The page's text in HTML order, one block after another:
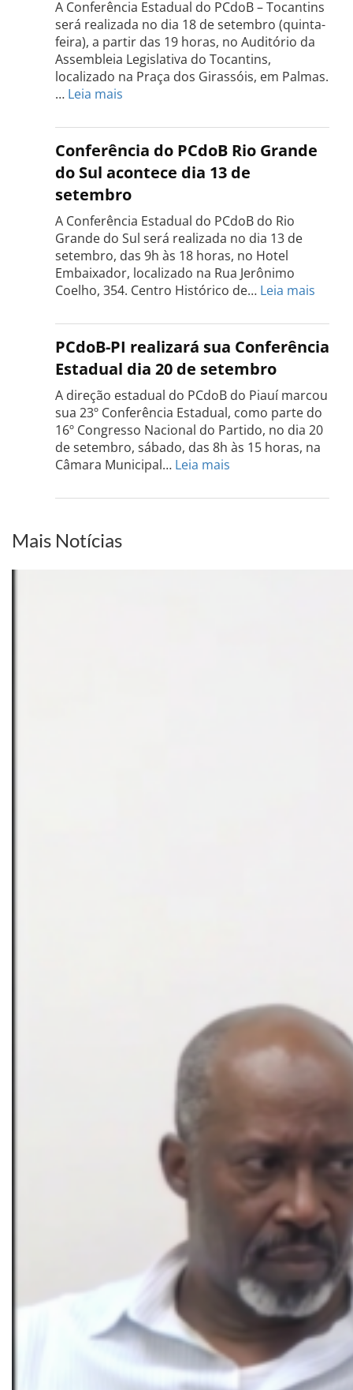
A Conferência Estadual do PCdoB – Tocantins
será realizada no dia 18 de setembro (quinta-
feira), a partir das 19 horas, no Auditório da
Assembleia Legislativa do Tocantins,
localizado na Praça dos Girassóis, em Palmas.
… Leia mais
Estadual
do
Tocantins
será
realizada
dia
18
de
setembro
Conferência do PCdoB Rio Grande
do Sul acontece dia 13 de
setembro
A Conferência Estadual do PCdoB do Rio
Grande do Sul será realizada no dia 13 de
setembro, das 9h às 18 horas, no Hotel
Embaixador, localizado na Rua Jerônimo
Coelho, 354. Centro Histórico de… Leia mais
do
PCdoB
do
Sul
dia
PCdoB-PI realizará sua Conferência
Estadual dia 20 de setembro
A direção estadual do PCdoB do Piauí marcou
sua 23º Conferência Estadual, como parte do
16º Congresso Nacional do Partido, no dia 20
de setembro, sábado, das 8h às 15 horas, na
Câmara Municipal… Leia mais
PI
Mais Notícias